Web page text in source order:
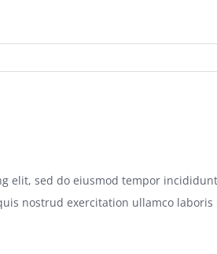
elit, sed do eiusmod tempor
nostrud exercitation ullamco